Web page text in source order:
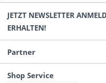
JETZT NEWSLETTER
ERHALTEN!
Partner
Shop Service